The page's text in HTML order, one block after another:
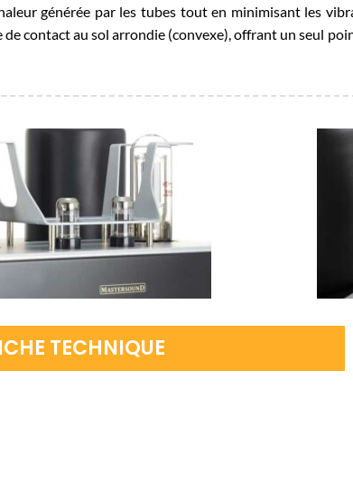
générée par les tubes tout en minimisant les
contact au sol arrondie (convexe), offrant un seul
TECHNIQUE